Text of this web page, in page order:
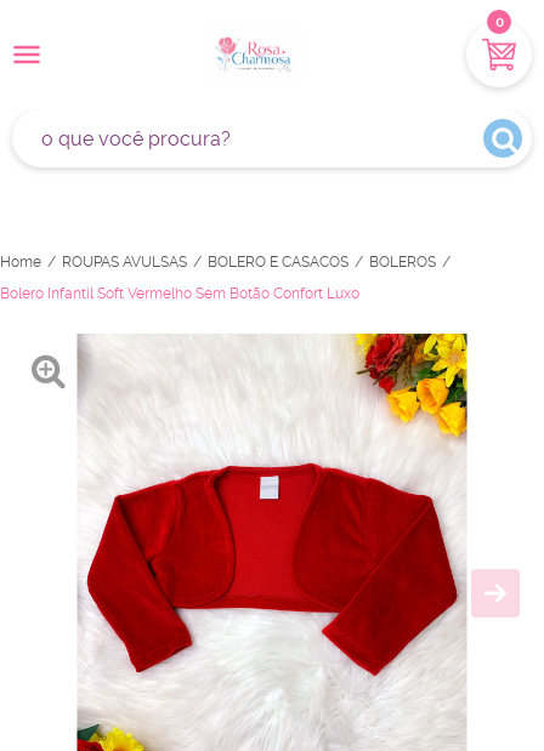
0
Home ROUPAS AVULSAS BOLERO E CASACOS
BOLEROS
Bolero Infantil Soft Vermelho Sem Botão Confort Luxo